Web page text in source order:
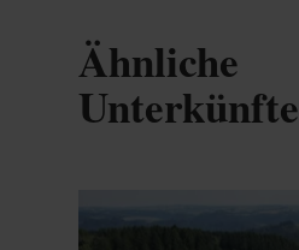
Ähnliche
Unterkünfte